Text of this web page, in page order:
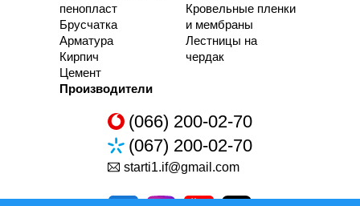
пенопласт
Брусчатка
Арматура
Кирпич
Цемент
Кровельные пленки
и мембраны
Лестницы на
чердак
Производители
(066) 200-02-70
(067) 200-02-70
starti1.if@gmail.com